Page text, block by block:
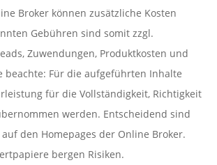
Broker können zusätzliche Kosten
Gebühren sind somit zzgl.
Zuwendungen, Produktkosten und
beachte: Für die aufgeführten Inhalte
für die Vollständigkeit, Richtigkeit
werden. Entscheidend sind
den Homepages der Online Broker.
bergen Risiken.